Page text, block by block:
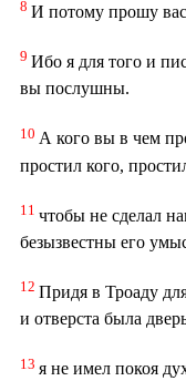
8 И потому прошу
9 Ибо я для того и
вы послушны.
10 А кого вы в чем
простил кого,
11 чтобы не сделал
безызвестны его
12 Придя в Троаду
и отверста была
13 я не имел покоя